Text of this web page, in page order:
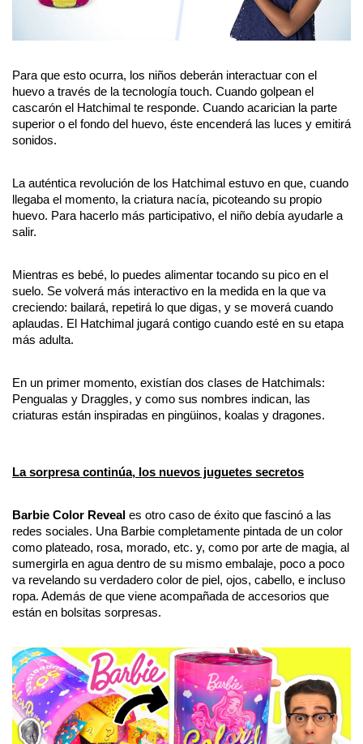
Para que esto ocurra, los niños deberán interactuar con el
huevo a través de la tecnología touch. Cuando golpean el
cascarón el Hatchimal te responde. Cuando acarician la parte
superior o el fondo del huevo, éste encenderá las luces y emitirá
sonidos.
La auténtica revolución de los Hatchimal estuvo en que, cuando
llegaba el momento, la criatura nacía, picoteando su propio
huevo. Para hacerlo más participativo, el niño debía ayudarle a
salir.
Mientras es bebé, lo puedes alimentar tocando su pico en el
suelo. Se volverá más interactivo en la medida en la que va
creciendo: bailará, repetirá lo que digas, y se moverá cuando
aplaudas. El Hatchimal jugará contigo cuando esté en su etapa
más adulta.
En un primer momento, existían dos clases de Hatchimals:
Pengualas y Draggles, y como sus nombres indican, las
criaturas están inspiradas en pingüinos, koalas y dragones.
La sorpresa continúa, los nuevos juguetes secretos
Barbie Color Reveal es otro caso de éxito que fascinó a las
redes sociales. Una Barbie completamente pintada de un color
como plateado, rosa, morado, etc. y, como por arte de magia, al
sumergirla en agua dentro de su mismo embalaje, poco a poco
va revelando su verdadero color de piel, ojos, cabello, e incluso
ropa. Además de que viene acompañada de accesorios que
están en bolsitas sorpresas.